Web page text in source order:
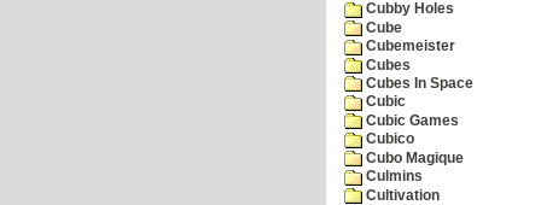
Cubby Holes
Cube
Cubemeister
Cubes
Cubes In Space
Cubic
Cubic Games
Cubico
Cubo Magique
Culmins
Cultivation